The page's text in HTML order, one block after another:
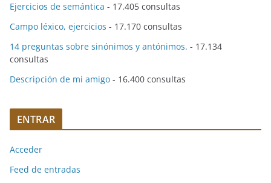
Ejercicios de semántica - 17.405 consultas
Campo léxico, ejercicios - 17.170 consultas
14 preguntas sobre sinónimos y antónimos. - 17.134
consultas
Descripción de mi amigo - 16.400 consultas
ENTRAR
Acceder
Feed de entradas